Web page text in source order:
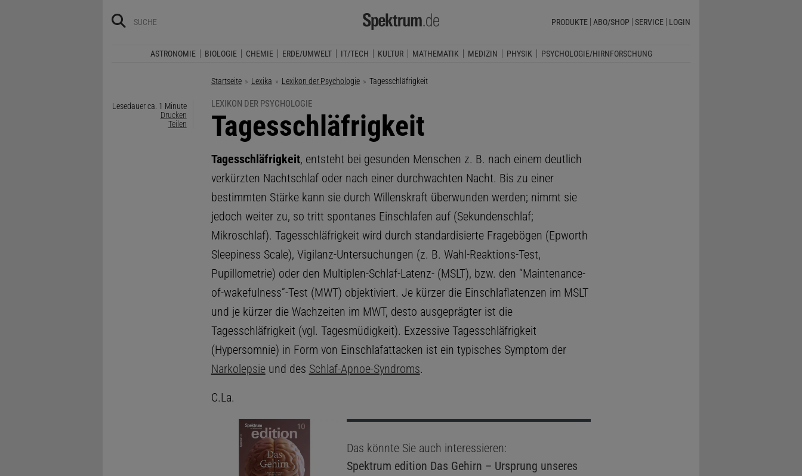
PRODUKTE ABO/SHOP SERVICE LOGIN
ASTRONOMIE BIOLOGIE CHEMIE ERDE/UMWELT IT/TECH KULTUR MATHEMATIK MEDIZIN PHYSIK PSYCHOLOGIE/HIRNFORSCHUNG
Startseite Lexika Lexikon der Psychologie Aktuelle Seite:
Tagesschläfrigkeit
Lesedauer ca. 1 Minute
Drucken
Teilen
LEXIKON DER PSYCHOLOGIE
:
Tagesschläfrigkeit
Tagesschläfrigkeit, entsteht bei gesunden Menschen z. B. nach einem deutlich
verkürzten Nachtschlaf oder nach einer durchwachten Nacht. Bis zu einer
bestimmten Stärke kann sie durch Willenskraft überwunden werden; nimmt sie
jedoch weiter zu, so tritt spontanes Einschlafen auf (Sekundenschlaf;
Mikroschlaf). Tagesschläfrigkeit wird durch standardisierte Fragebögen (Epworth
Sleepiness Scale), Vigilanz-Untersuchungen (z. B. Wahl-Reaktions-Test,
Pupillometrie) oder den Multiplen-Schlaf-Latenz- (MSLT), bzw. den “Maintenance-
of-wakefulness”-Test (MWT) objektiviert. Je kürzer die Einschlaflatenzen im MSLT
und je kürzer die Wachzeiten im MWT, desto ausgeprägter ist die
Tagesschläfrigkeit (vgl. Tagesmüdigkeit). Exzessive Tagesschläfrigkeit
(Hypersomnie) in Form von Einschlafattacken ist ein typisches Symptom der
Narkolepsieund des Schlaf-Apnoe-Syndroms.
C.La.
Das könnte Sie auch interessieren:
Spektrum edition Das Gehirn – Ursprung unseres